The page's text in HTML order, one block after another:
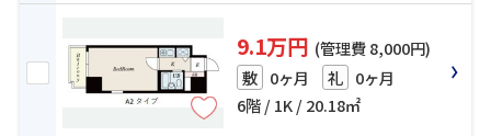
9.1万円 (管理費 8,000円)
敷 0ヶ月 礼 0ヶ月
6階 / 1K / 20.18㎡